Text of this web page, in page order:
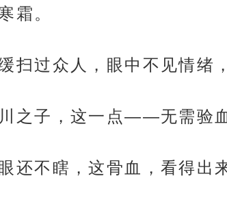
霜。
扫过众人，眼中不见情绪
川之子，这一点——无需验
还不瞎，这骨血，看得出